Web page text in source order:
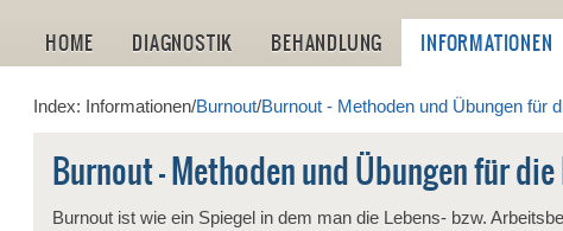
HOME DIAGNOSTIK BEHANDLUNG INFORMATIONEN
Index: Informationen/Burnout/Burnout - Methoden und Übungen für
Burnout - Methoden und Übungen für
Burnout ist wie ein Spiegel in dem man die Lebens- bzw.